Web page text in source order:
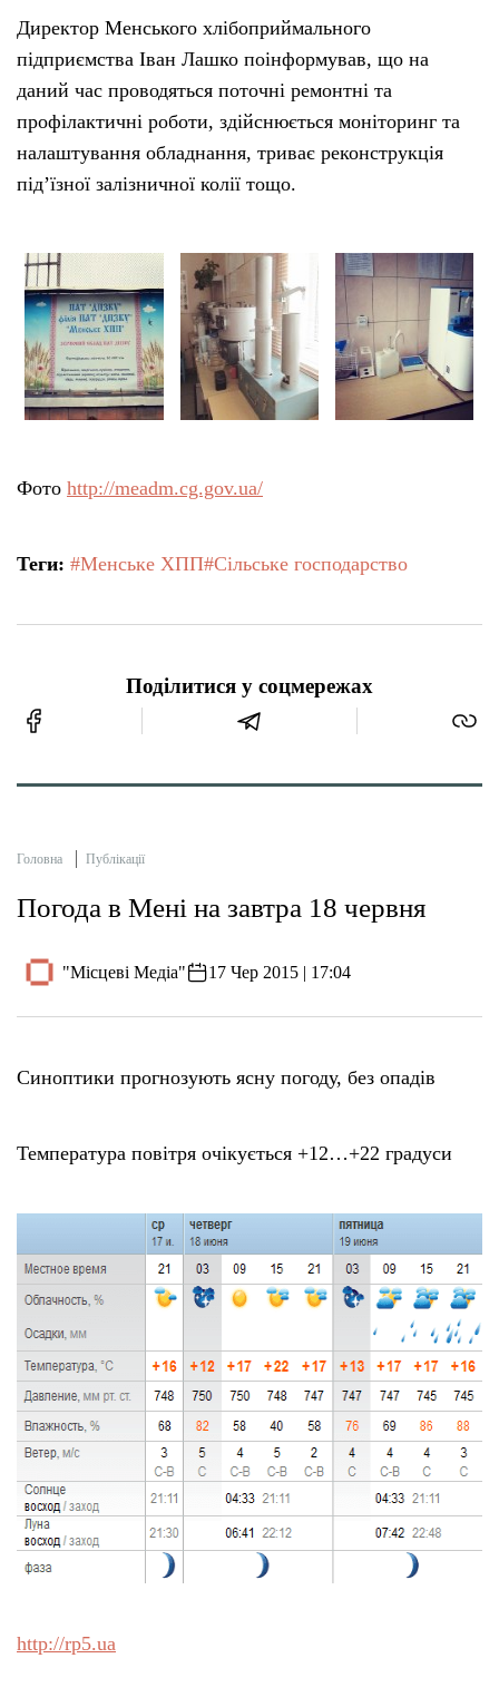
Директор Менського хлібоприймального
підприємства Іван Лашко поінформував, що на
даний час проводяться поточні ремонтні та
профілактичні роботи, здійснюється моніторинг та
налаштування обладнання, триває реконструкція
під’їзної залізничної колії тощо.
Фото http://meadm.cg.gov.ua/
Теги: #Менське ХПП#Сільське господарство
Поділитися у соцмережах
Головна Публікації
Погода в Мені на завтра 18 червня
"Місцеві Медіа" 17 Чер 2015 | 17:04
Синоптики прогнозують ясну погоду, без опадів
Температура повітря очікується +12…+22 градуси
http://rp5.ua